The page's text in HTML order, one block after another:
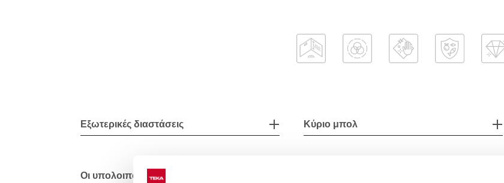
Εξωτερικές διαστάσεις Κύριο μπολ
Οι υπολοιποι